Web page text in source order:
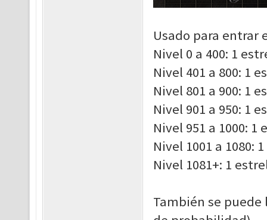
Usado para entrar
Nivel 0 a 400: 1
Nivel 401 a 800: 1
Nivel 801 a 900: 1
Nivel 901 a 950: 1
Nivel 951 a 1000:
Nivel 1001 a 1080:
Nivel 1081+: 1
También se